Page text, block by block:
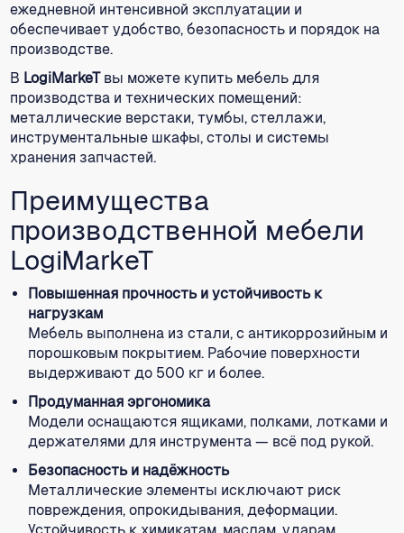
ежедневной интенсивной эксплуатации и
обеспечивает удобство, безопасность и порядок на
производстве.
В LogiMarkeTвы можете купить мебель для
производства и технических помещений:
металлические верстаки, тумбы, стеллажи,
инструментальные шкафы, столы и системы
хранения запчастей.
Преимущества
производственной мебели
LogiMarkeT
Повышенная прочность и устойчивость к
нагрузкам
Мебель выполнена из стали, с антикоррозийным и
порошковым покрытием. Рабочие поверхности
выдерживают до 500 кг и более.
Продуманная эргономика
Модели оснащаются ящиками, полками, лотками и
держателями для инструмента — всё под рукой.
Безопасность и надёжность
Металлические элементы исключают риск
повреждения, опрокидывания, деформации.